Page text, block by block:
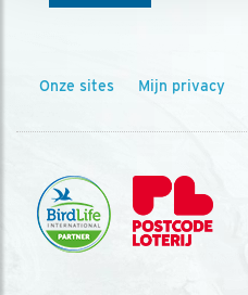
Onze sites Mijn privacy